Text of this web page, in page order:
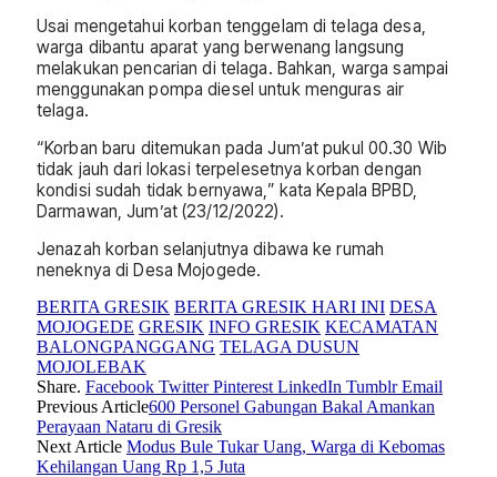
Usai mengetahui korban tenggelam di telaga desa,
warga dibantu aparat yang berwenang langsung
melakukan pencarian di telaga. Bahkan, warga sampai
menggunakan pompa diesel untuk menguras air
telaga.
“Korban baru ditemukan pada Jum’at pukul 00.30 Wib
tidak jauh dari lokasi terpelesetnya korban dengan
kondisi sudah tidak bernyawa,” kata Kepala BPBD,
Darmawan, Jum’at (23/12/2022).
Jenazah korban selanjutnya dibawa ke rumah
neneknya di Desa Mojogede.
BERITA GRESIK BERITA GRESIK HARI INI DESA
MOJOGEDE GRESIK INFO GRESIK KECAMATAN
BALONGPANGGANG TELAGA DUSUN
MOJOLEBAK
Share. Facebook Twitter Pinterest LinkedIn Tumblr Email
Previous Article600 Personel Gabungan Bakal Amankan
Perayaan Nataru di Gresik
Next Article Modus Bule Tukar Uang, Warga di Kebomas
Kehilangan Uang Rp 1,5 Juta